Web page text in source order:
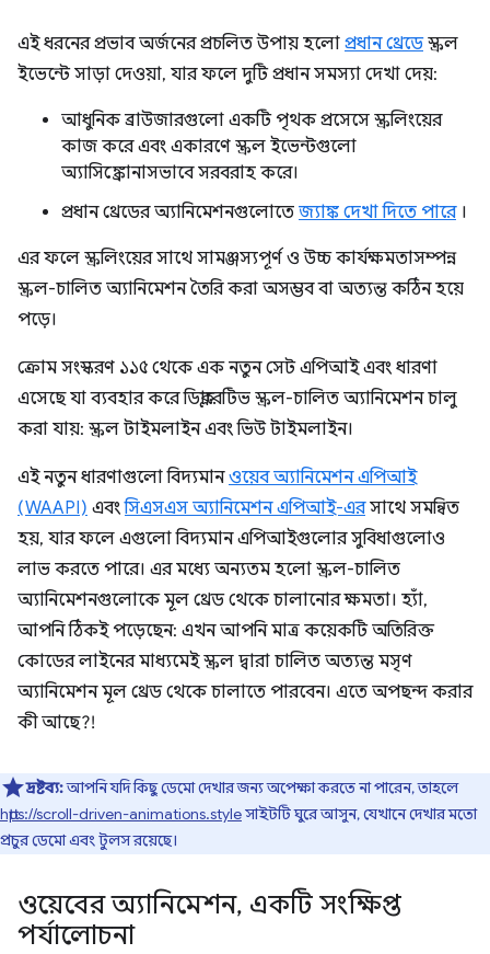
এই ধরনের প্রভাব অর্জনের প্রচলিত উপায় হলো প্রধান থ্রেডেস্ক্রল
ইভেন্টে সাড়া দেওয়া, যার ফলে দুটি প্রধান সমস্যা দেখা দেয়:
আধুনিক ব্রাউজারগুলো একটি পৃথক প্রসেসে স্ক্রলিংয়ের
কাজ করে এবং একারণে স্ক্রল ইভেন্টগুলো
অ্যাসিঙ্ক্রোনাসভাবে সরবরাহ করে।
প্রধান থ্রেডের অ্যানিমেশনগুলোতে জ্যাঙ্ক দেখা দিতে পারে।
এর ফলে স্ক্রলিংয়ের সাথে সামঞ্জস্যপূর্ণ ও উচ্চ কার্যক্ষমতাসম্পন্ন
স্ক্রল-চালিত অ্যানিমেশন তৈরি করা অসম্ভব বা অত্যন্ত কঠিন হয়ে
পড়ে।
ক্রোম সংস্করণ ১১৫ থেকে এক নতুন সেট এপিআই এবং ধারণা
এসেছে যা ব্যবহার করে ডিক্লারেটিভ স্ক্রল-চালিত অ্যানিমেশন চালু
করা যায়: স্ক্রল টাইমলাইন এবং ভিউ টাইমলাইন।
এই নতুন ধারণাগুলো বিদ্যমানওয়েব অ্যানিমেশন এপিআই
(WAAPI) এবংসিএসএস অ্যানিমেশন এপিআই-এরসাথে সমন্বিত
হয়, যার ফলে এগুলো বিদ্যমান এপিআইগুলোর সুবিধাগুলোও
লাভ করতে পারে। এর মধ্যে অন্যতম হলো স্ক্রল-চালিত
অ্যানিমেশনগুলোকে মূল থ্রেড থেকে চালানোর ক্ষমতা। হ্যাঁ,
আপনি ঠিকই পড়েছেন: এখন আপনি মাত্র কয়েকটি অতিরিক্ত
কোডের লাইনের মাধ্যমেই স্ক্রল দ্বারা চালিত অত্যন্ত মসৃণ
অ্যানিমেশন মূল থ্রেড থেকে চালাতে পারবেন। এতে অপছন্দ করার
কী আছে?!
দ্রষ্টব্য:আপনি যদি কিছু ডেমো দেখার জন্য অপেক্ষা করতে না পারেন, তাহলে
https://scroll-driven-animations.styleসাইটটি ঘুরে আসুন, যেখানে দেখার মতো
প্রচুর ডেমো এবং টুলস রয়েছে।
ওয়েবের অ্যানিমেশন, একটি সংক্ষিপ্ত
পর্যালোচনা